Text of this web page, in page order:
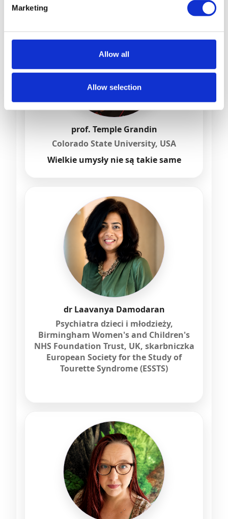
Marketing
Allow all
Allow selection
prof. Temple Grandin
Colorado State University, USA
Wielkie umysły nie są takie same
dr Laavanya Damodaran
Psychiatra dzieci i młodzieży,
Birmingham Women's and Children's
NHS Foundation Trust, UK, skarbniczka
European Society for the Study of
Tourette Syndrome (ESSTS)